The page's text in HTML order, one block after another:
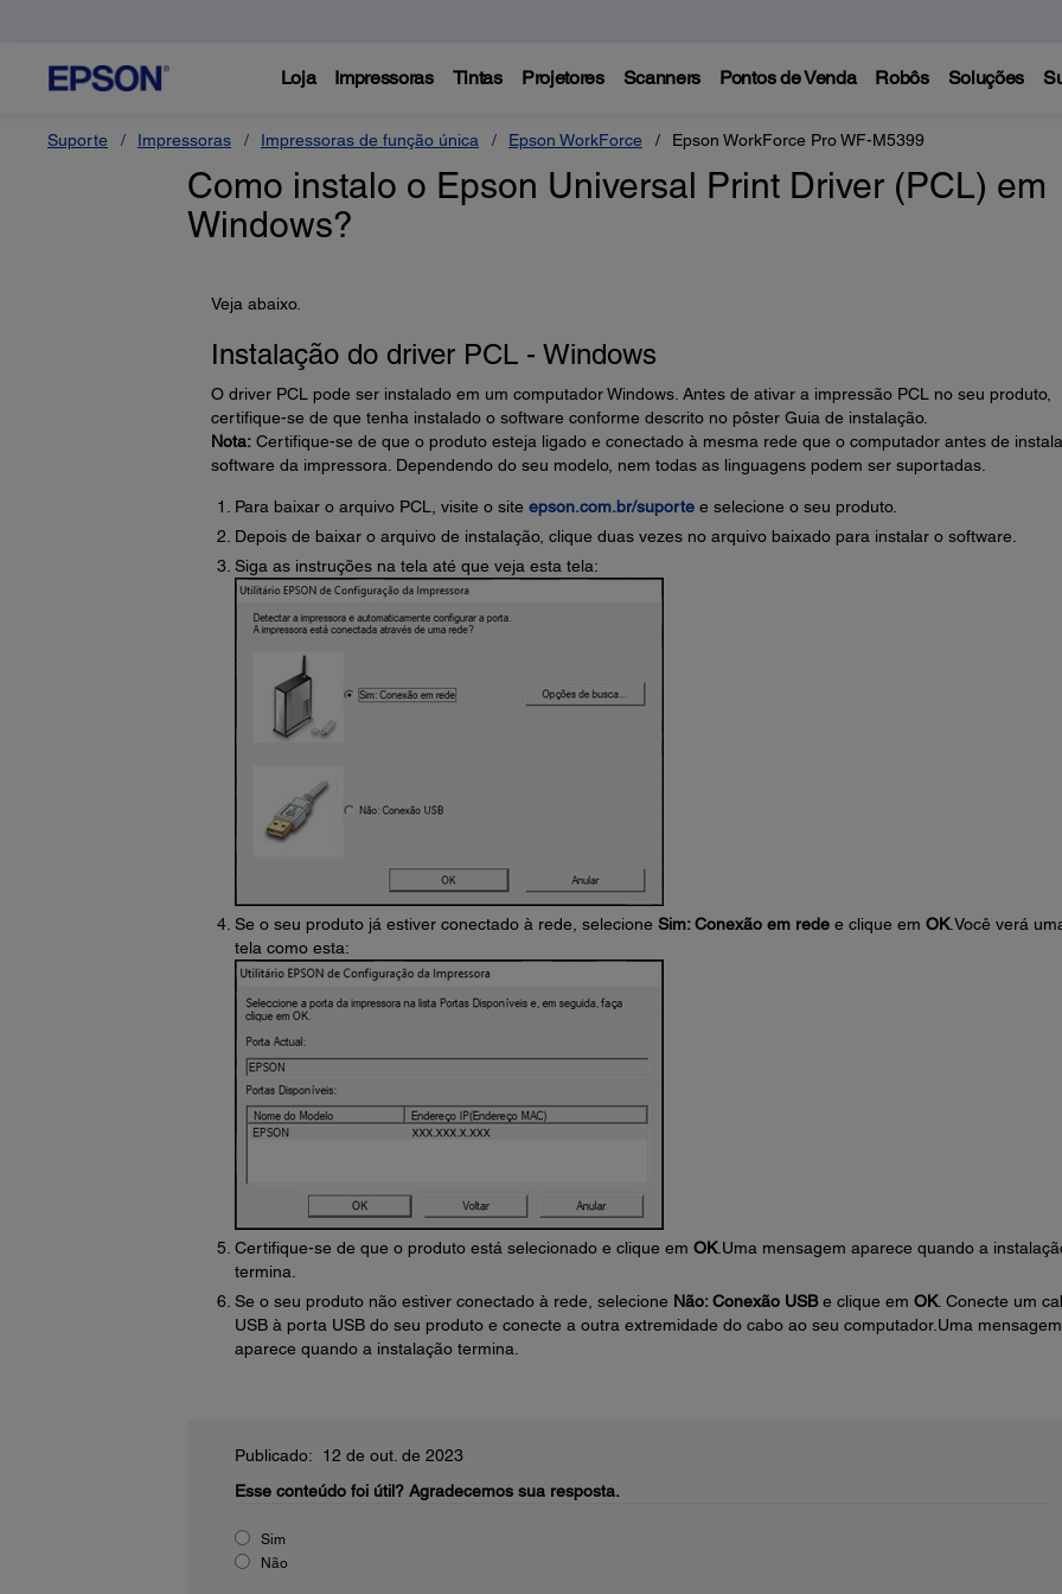
Loja Impressoras Tintas Projetores Scanners Pontos de Venda Robôs Soluções
Suporte Impressoras Impressoras de função única Epson WorkForce Epson WorkForce Pro WF-M5399
Como instalo o Epson Universal Print Driver (PCL) em
Windows?
Veja abaixo.
Instalação do driver PCL - Windows
O driver PCL pode ser instalado em um computador Windows. Antes de ativar a impressão PCL no seu produto,
certifique-se de que tenha instalado o software conforme descrito no pôster Guia de instalação.
Nota:Certifique-se de que o produto esteja ligado e conectado à mesma rede que o computador antes de
software da impressora. Dependendo do seu modelo, nem todas as linguagens podem ser suportadas.
Para baixar o arquivo PCL, visite o site epson.com.br/suportee selecione o seu produto.
Depois de baixar o arquivo de instalação, clique duas vezes no arquivo baixado para instalar o software.
Siga as instruções na tela até que veja esta tela:
Se o seu produto já estiver conectado à rede, selecione Sim: Conexão em redee clique em OK.Você verá
tela como esta:
Certifique-se de que o produto está selecionado e clique em OK.Uma mensagem aparece quando a
termina.
Se o seu produto não estiver conectado à rede, selecione Não: Conexão USBe clique em OK. Conecte um
USB à porta USB do seu produto e conecte a outra extremidade do cabo ao seu computador.Uma mensagem
aparece quando a instalação termina.
Publicado: 12 de out. de 2023
Esse conteúdo foi útil? Agradecemos sua resposta.
Sim
Não